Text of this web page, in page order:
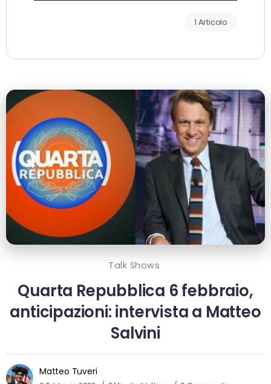
1 Articolo
Talk Shows
Quarta Repubblica 6 febbraio,
anticipazioni: intervista a Matteo
Salvini
Matteo Tuveri